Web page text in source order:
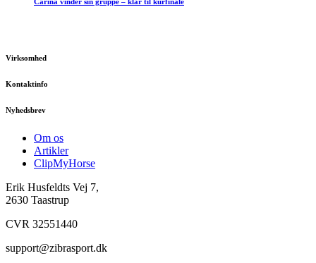
Virksomhed
Kontaktinfo
Nyhedsbrev
Om os
Artikler
ClipMyHorse
Erik Husfeldts Vej 7,
2630 Taastrup
CVR 32551440
support@zibrasport.dk